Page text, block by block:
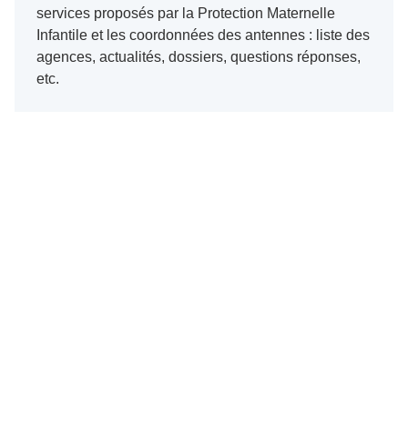
services proposés par la Protection Maternelle
Infantile et les coordonnées des antennes : liste des
agences, actualités, dossiers, questions réponses,
etc.